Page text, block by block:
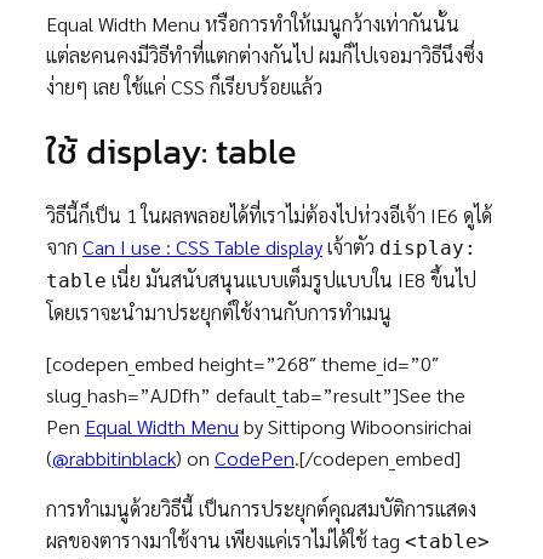
Equal Width Menu หรือการทำให้เมนูกว้างเท่ากันนั้น
แต่ละคนคงมีวิธีทำที่แตกต่างกันไป ผมก็ไปเจอมาวิธีนึงซึ่ง
ง่ายๆ เลย ใช้แค่ CSS ก็เรียบร้อยแล้ว
ใช้ display: table
วิธีนี้ก็เป็น 1 ในผลพลอยได้ที่เราไม่ต้องไปห่วงอีเจ้า IE6 ดูได้
จาก Can I use : CSS Table displayเจ้าตัว display:
table เนี่ย มันสนับสนุนแบบเต็มรูปแบบใน IE8 ขึ้นไป
โดยเราจะนำมาประยุกต์ใช้งานกับการทำเมนู
[codepen_embed height=”268″ theme_id=”0″
slug_hash=”AJDfh” default_tab=”result”]See the
Pen Equal Width Menu by Sittipong Wiboonsirichai
(@rabbitinblack) on CodePen.[/codepen_embed]
การทำเมนูด้วยวิธีนี้ เป็นการประยุกต์คุณสมบัติการแสดง
ผลของตารางมาใช้งาน เพียงแค่เราไม่ได้ใช้ tag <table>